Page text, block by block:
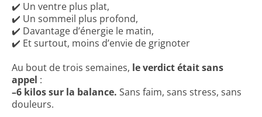
✔️ Un ventre plus plat,
✔️ Un sommeil plus profond,
✔️ Davantage d’énergie le matin,
✔️ Et surtout, moins d’envie de grignoter
Au bout de trois semaines, le verdict était sans
appel :
–6 kilos sur la balance. Sans faim, sans stress, sans
douleurs.